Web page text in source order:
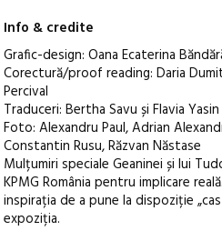
Info & credite
Grafic-design: Oana Ecaterina
Corectură/proof reading: Daria
Percival
Traduceri: Bertha Savu și Flavia Yasin
Foto: Alexandru Paul, Adrian
Constantin Rusu, Răzvan Năstase
Mulțumiri speciale Geaninei și lui
KPMG România pentru implicare
inspirația de a pune la dispoziție
expoziția.